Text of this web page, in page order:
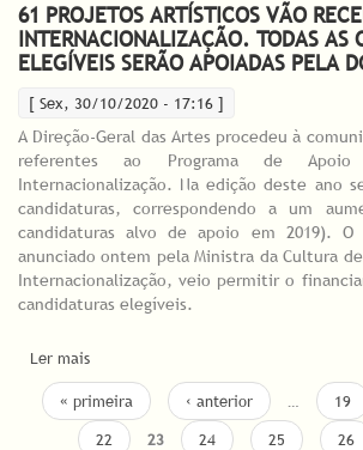
61 PROJETOS ARTÍSTICOS VÃO
INTERNACIONALIZAÇÃO. TODAS AS
ELEGÍVEIS SERÃO APOIADAS PELA
[ Sex, 30/10/2020 - 17:16 ]
A Direção-Geral das Artes procedeu à
referentes ao Programa de
Internacionalização. Na edição deste ano
candidaturas, correspondendo a um
candidaturas alvo de apoio em 2019). O
anunciado ontem pela Ministra da Cultura de
Internacionalização, veio permitir o
candidaturas elegíveis.
Ler mais
INTERNACIONALIZAÇÃO. TODAS AS
SERÃO APOIADAS PELA DGARTES
PÁGINAS
« primeira ‹ anterior … 19
22
23 24 25 26